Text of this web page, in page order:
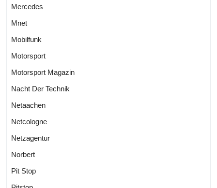
Mercedes
Mnet
Mobilfunk
Motorsport
Motorsport Magazin
Nacht Der Technik
Netaachen
Netcologne
Netzagentur
Norbert
Pit Stop